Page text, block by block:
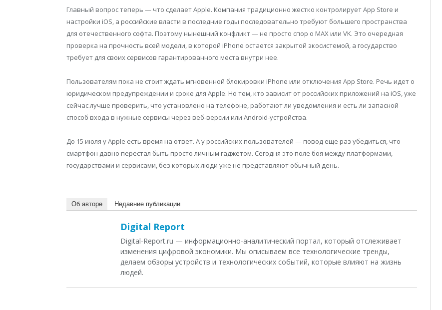
Главный вопрос теперь — что сделает Apple. Компания традиционно жестко контролирует App Store и
настройки iOS, а российские власти в последние годы последовательно требуют большего пространства
для отечественного софта. Поэтому нынешний конфликт — не просто спор о MAX или VK. Это очередная
проверка на прочность всей модели, в которой iPhone остается закрытой экосистемой, а государство
требует для своих сервисов гарантированного места внутри нее.
Пользователям пока не стоит ждать мгновенной блокировки iPhone или отключения App Store. Речь идет о
юридическом предупреждении и сроке для Apple. Но тем, кто зависит от российских приложений на iOS, уже
сейчас лучше проверить, что установлено на телефоне, работают ли уведомления и есть ли запасной
способ входа в нужные сервисы через веб-версии или Android-устройства.
До 15 июля у Apple есть время на ответ. А у российских пользователей — повод еще раз убедиться, что
смартфон давно перестал быть просто личным гаджетом. Сегодня это поле боя между платформами,
государствами и сервисами, без которых люди уже не представляют обычный день.
Об авторе Недавние публикации
Digital Report
Digital-Report.ru — информационно-аналитический портал, который отслеживает
изменения цифровой экономики. Мы описываем все технологические тренды,
делаем обзоры устройств и технологических событий, которые влияют на жизнь
людей.